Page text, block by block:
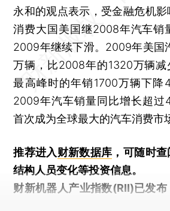
永和的观点表示，受金融危机
消费大国美国继2008年汽车销
2009年继续下滑。2009年美国
万辆，比2008年的1320万辆
最高峰时的年销1700万辆下降
2009年汽车销量同比增长超过
首次成为全球最大的汽车消费市
推荐进入财新数据库 ，可随时
结构人员变化等投资信息。
财新机器人产业指数(RII)已发布